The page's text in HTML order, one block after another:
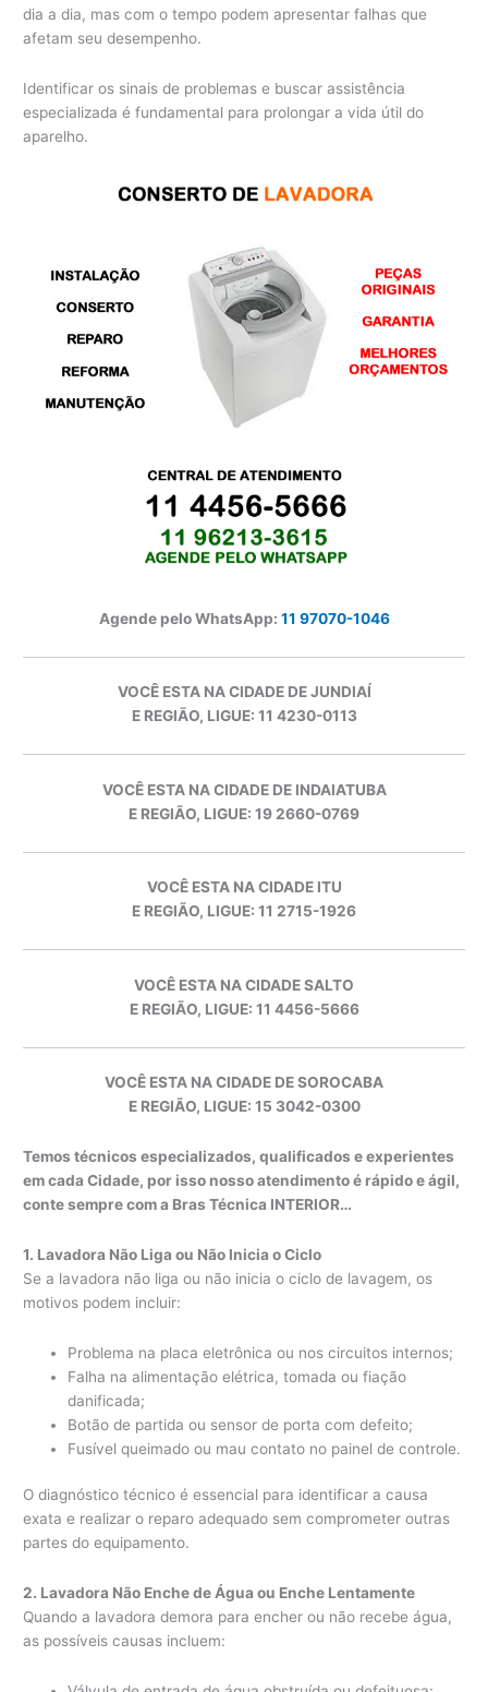
dia a dia, mas com o tempo podem apresentar falhas que
afetam seu desempenho.
Identificar os sinais de problemas e buscar assistência
especializada é fundamental para prolongar a vida útil do
aparelho.
Agende pelo WhatsApp: 11 97070-1046
VOCÊ ESTA NA CIDADE DE JUNDIAÍ
E REGIÃO, LIGUE: 11 4230-0113
VOCÊ ESTA NA CIDADE DE INDAIATUBA
E REGIÃO, LIGUE: 19 2660-0769
VOCÊ ESTA NA CIDADE ITU
E REGIÃO, LIGUE: 11 2715-1926
VOCÊ ESTA NA CIDADE SALTO
E REGIÃO, LIGUE: 11 4456-5666
VOCÊ ESTA NA CIDADE DE SOROCABA
E REGIÃO, LIGUE: 15 3042-0300
Temos técnicos especializados, qualificados e experientes
em cada Cidade, por isso nosso atendimento é rápido e ágil,
conte sempre com a Bras Técnica INTERIOR…
1. Lavadora Não Liga ou Não Inicia o Ciclo
Se a lavadora não liga ou não inicia o ciclo de lavagem, os
motivos podem incluir:
Problema na placa eletrônica ou nos circuitos internos;
Falha na alimentação elétrica, tomada ou fiação
danificada;
Botão de partida ou sensor de porta com defeito;
Fusível queimado ou mau contato no painel de controle.
O diagnóstico técnico é essencial para identificar a causa
exata e realizar o reparo adequado sem comprometer outras
partes do equipamento.
2. Lavadora Não Enche de Água ou Enche Lentamente
Quando a lavadora demora para encher ou não recebe água,
as possíveis causas incluem: